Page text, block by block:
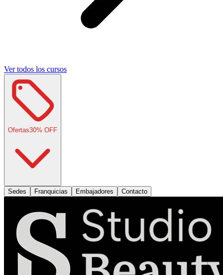
Ver todos los cursos
Ofertas30% OFF
Sedes Franquicias Embajadores Contacto